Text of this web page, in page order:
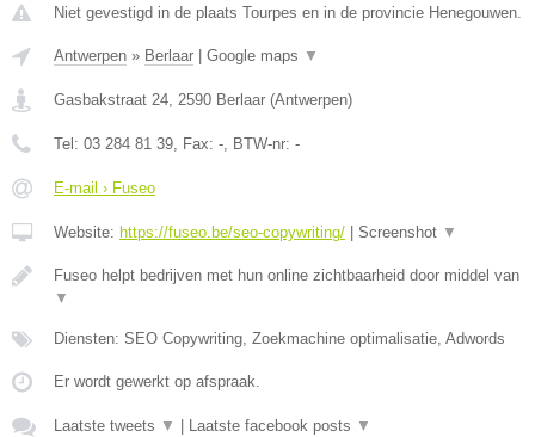
Niet gevestigd in de plaats Tourpes en in de provincie Henegouwen.
Antwerpen » Berlaar Google maps ▼
Gasbakstraat 24, 2590 Berlaar (Antwerpen)
Tel: 03 284 81 39, Fax: -, BTW-nr: -
E-mail › Fuseo
Website: https://fuseo.be/seo-copywriting/ Screenshot ▼
Fuseo helpt bedrijven met hun online zichtbaarheid door middel van
▼
Diensten: SEO Copywriting, Zoekmachine optimalisatie, Adwords
Er wordt gewerkt op afspraak.
Laatste tweets ▼ Laatste facebook posts ▼